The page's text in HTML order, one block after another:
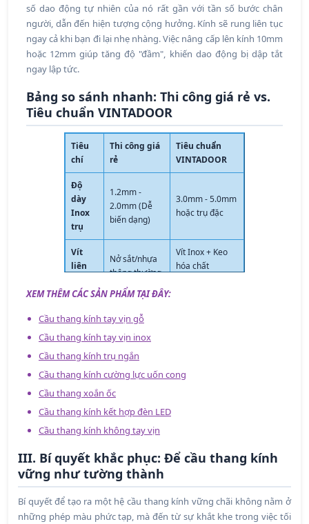
số dao động tự nhiên của nó rất gần với tần số bước chân
người, dẫn đến hiện tượng cộng hưởng. Kính sẽ rung liên tục
ngay cả khi bạn đi lại nhẹ nhàng. Việc nâng cấp lên kính 10mm
hoặc 12mm giúp tăng độ "đầm", khiến dao động bị dập tắt
ngay lập tức.
Bảng so sánh nhanh: Thi công giá rẻ vs.
Tiêu chuẩn VINTADOOR
Tiêu
chí
Thi công giá
rẻ
Tiêu chuẩn
VINTADOOR
Độ
dày
Inox
trụ
1.2mm -
2.0mm (Dễ
biến dạng)
3.0mm - 5.0mm
hoặc trụ đặc
Vít
liên
Nở sắt/nhựa
thông thường
Vít Inox + Keo
hóa chất
dày
kính
Ưu tiên 8mm -
10mm mỏng
Cảm
giác
dụng
Rung, có tiếng
kêu, thiếu an
toàn
tay, bền vĩnh
XEM THÊM CÁC SẢN PHẨM TẠI ĐÂY:
Cầu thang kính tay vịn gỗ
Cầu thang kính tay vịn inox
Cầu thang kính trụ ngắn
Cầu thang kính cường lực uốn cong
Cầu thang xoắn ốc
Cầu thang kính kết hợp đèn LED
Cầu thang kính không tay vịn
III. Bí quyết khắc phục: Để cầu thang kính
vững như tường thành
Bí quyết để tạo ra một hệ cầu thang kính vững chãi không nằm ở
những phép màu phức tạp, mà đến từ sự khắt khe trong việc tối